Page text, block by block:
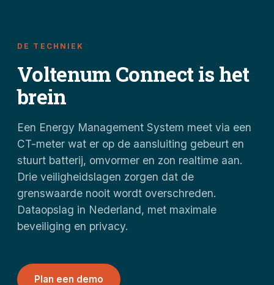
DE TECHNIEK
Voltenum Connect is het
brein
Een Energy Management System meet via een
CT-meter wat er op de aansluiting gebeurt en
stuurt batterij, omvormer en zon realtime aan.
Drie veiligheidslagen zorgen dat de
grenswaarde nooit wordt overschreden.
Dataopslag in Nederland, met maximale
beveiliging en privacy.
Plan een demo